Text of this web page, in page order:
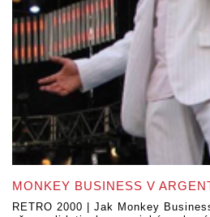
MONKEY BUSINESS V
RETRO 2000 | Jak Monkey